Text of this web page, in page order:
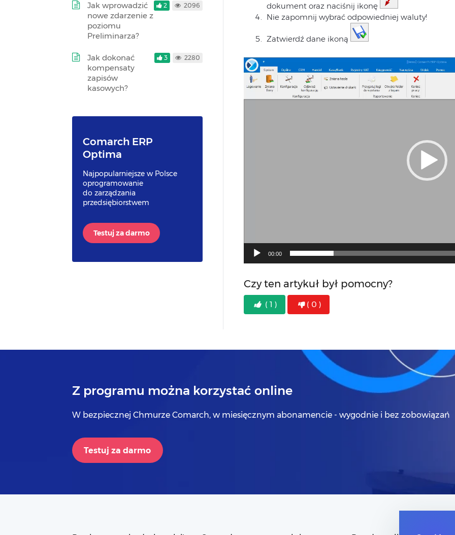
dokument oraz naciśnij ikonę
Nie zapomnij wybrać odpowiedniej waluty!
Zatwierdź dane ikoną
Odtwarzacz
video
00:00
Czy ten artykuł był pomocny?
( 1 ) ( 0 )
Jak wprowadzić
nowe zdarzenie z
poziomu
Preliminarza?
2 2096
Jak dokonać
kompensaty
zapisów
kasowych?
3 2280
Comarch ERP
Optima
Najpopularniejsze w Polsce
oprogramowanie
do zarządzania
przedsiębiorstwem
Testuj za darmo
Z programu można korzystać online
W bezpiecznej Chmurze Comarch, w miesięcznym abonamencie - wygodnie i bez zobowiązań
Testuj za darmo